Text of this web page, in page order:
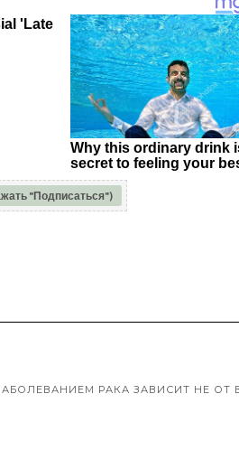
"Подписаться")
РАКА ЗАВИСИТ НЕ ОТ